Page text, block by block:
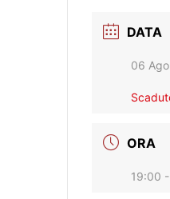
DATA
06
ORA
19:00